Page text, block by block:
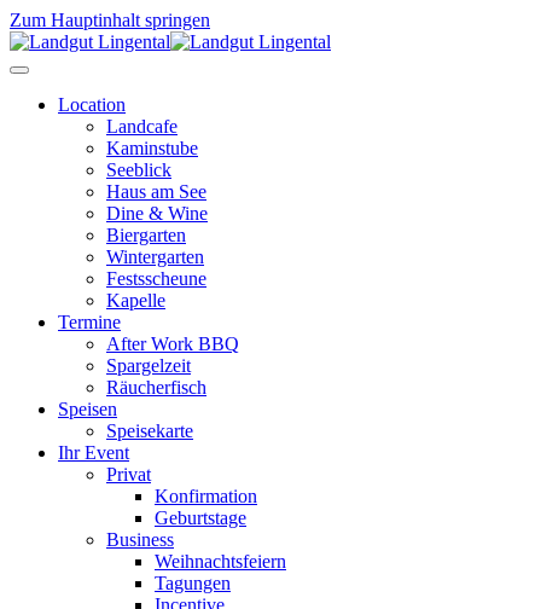
Zum Hauptinhalt springen
Location
Landcafe
Kaminstube
Seeblick
Haus am See
Dine & Wine
Biergarten
Wintergarten
Festsscheune
Kapelle
Termine
After Work BBQ
Spargelzeit
Räucherfisch
Speisen
Speisekarte
Ihr Event
Privat
Konfirmation
Geburtstage
Business
Weihnachtsfeiern
Tagungen
Incentive